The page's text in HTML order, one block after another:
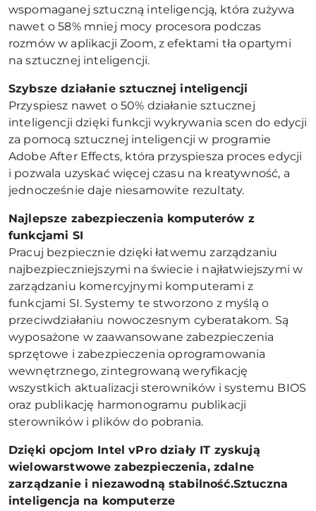
wspomaganej sztuczną inteligencją, która zużywa
nawet o 58% mniej mocy procesora podczas
rozmów w aplikacji Zoom, z efektami tła opartymi
na sztucznej inteligencji.
Szybsze działanie sztucznej inteligencji
Przyspiesz nawet o 50% działanie sztucznej
inteligencji dzięki funkcji wykrywania scen do edycji
za pomocą sztucznej inteligencji w programie
Adobe After Effects, która przyspiesza proces edycji
i pozwala uzyskać więcej czasu na kreatywność, a
jednocześnie daje niesamowite rezultaty.
Najlepsze zabezpieczenia komputerów z
funkcjami SI
Pracuj bezpiecznie dzięki łatwemu zarządzaniu
najbezpieczniejszymi na świecie i najłatwiejszymi w
zarządzaniu komercyjnymi komputerami z
funkcjami SI. Systemy te stworzono z myślą o
przeciwdziałaniu nowoczesnym cyberatakom. Są
wyposażone w zaawansowane zabezpieczenia
sprzętowe i zabezpieczenia oprogramowania
wewnętrznego, zintegrowaną weryfikację
wszystkich aktualizacji sterowników i systemu BIOS
oraz publikację harmonogramu publikacji
sterowników i plików do pobrania.
Dzięki opcjom Intel vPro działy IT zyskują
wielowarstwowe zabezpieczenia, zdalne
zarządzanie i niezawodną stabilność.Sztuczna
inteligencja na komputerze